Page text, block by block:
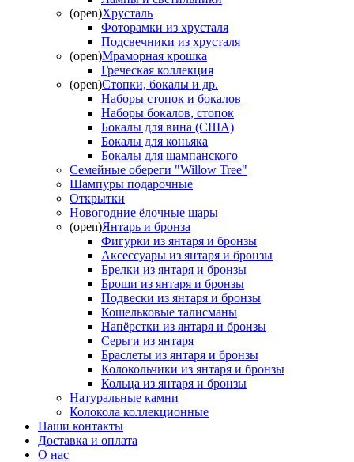
(open)Хрусталь
Фоторамки из хрусталя
Подсвечники из хрусталя
(open)Мраморная крошка
Греческая коллекция
(open)Стопки, бокалы и др.
Наборы стопок и бокалов
Наборы бокалов, стопок
Бокалы для вина (США)
Бокалы для коньяка
Бокалы для шампанского
Семейные обереги "Willow Tree"
Шампуры подарочные
Открытки
Новогодние ёлочные шары
(open)Янтарь и бронза
Фигурки из янтаря и бронзы
Аксессуары из янтаря и бронзы
Брелки из янтаря и бронзы
Броши из янтаря и бронзы
Подвески из янтаря и бронзы
Кошельковые талисманы
Напёрстки из янтаря и бронзы
Серьги из янтаря
Браслеты из янтаря и бронзы
Колокольчики из янтаря и бронзы
Кольца из янтаря и бронзы
Натуральные камни
Колокола коллекционные
Наши контакты
Доставка и оплата
О нас